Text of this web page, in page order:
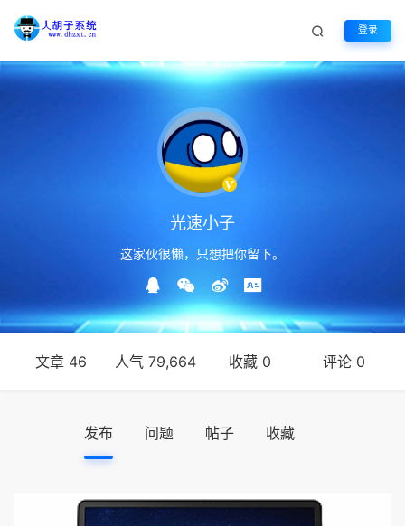
登录
光速小子
这家伙很懒，只想把你留下。
文章 46 人气 79,664 收藏 0 评论 0
发布 问题 帖子 收藏